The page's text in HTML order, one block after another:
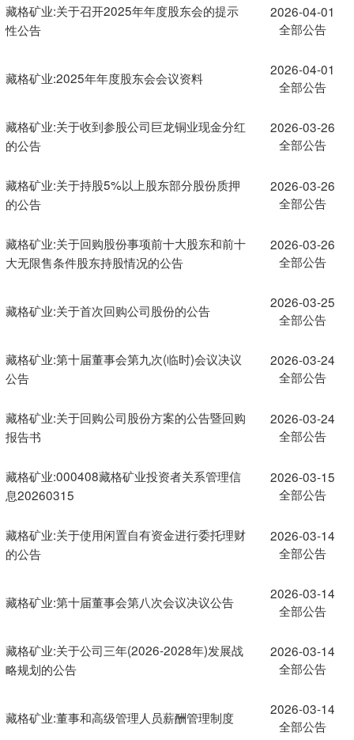
藏格矿业:关于召开2025年年度股东会的提示
性公告
2026-04-01
全部公告
藏格矿业:2025年年度股东会会议资料
2026-04-01
全部公告
藏格矿业:关于收到参股公司巨龙铜业现金分红
的公告
2026-03-26
全部公告
藏格矿业:关于持股5%以上股东部分股份质押
的公告
2026-03-26
全部公告
藏格矿业:关于回购股份事项前十大股东和前十
大无限售条件股东持股情况的公告
2026-03-26
全部公告
藏格矿业:关于首次回购公司股份的公告
2026-03-25
全部公告
藏格矿业:第十届董事会第九次(临时)会议决议
公告
2026-03-24
全部公告
藏格矿业:关于回购公司股份方案的公告暨回购
报告书
2026-03-24
全部公告
藏格矿业:000408藏格矿业投资者关系管理信
息20260315
2026-03-15
全部公告
藏格矿业:关于使用闲置自有资金进行委托理财
的公告
2026-03-14
全部公告
藏格矿业:第十届董事会第八次会议决议公告
2026-03-14
全部公告
藏格矿业:关于公司三年(2026-2028年)发展战
略规划的公告
2026-03-14
全部公告
藏格矿业:董事和高级管理人员薪酬管理制度
2026-03-14
全部公告